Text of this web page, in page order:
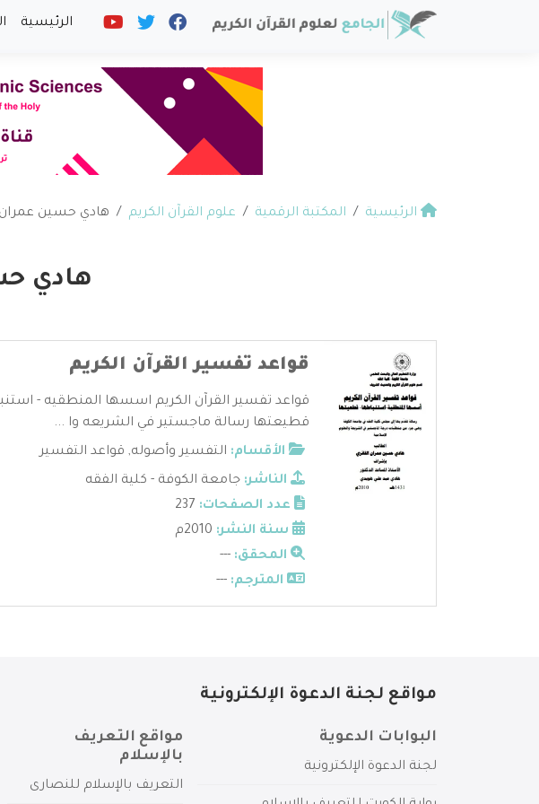
الرئيسية
الرئيسية المكتبة الرقمية علوم القرآن الكريم هادي حسين عمران
هادي
قواعد تفسير القرآن الكريم
قواعد تفسير القرآن الكريم اسسها المنطقيه -
قطيعتها رسالة ماجستير في الشريعه وا ...
الأقسام: التفسير وأصوله, قواعد التفسير
الناشر: جامعة الكوفة - كلية الفقه
عدد الصفحات:
سنة النشر:
المحقق: ---
المترجم: ---
مواقع لجنة الدعوة الإلكترونية
البوابات الدعوية
لجنة الدعوة الإلكترونية
مواقع التعريف
بالإسلام
التعريف بالإسلام للنصارى